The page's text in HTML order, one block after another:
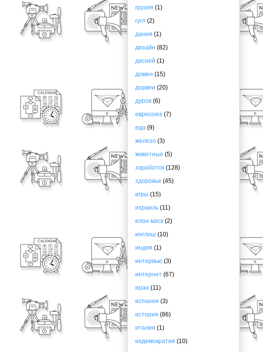
грузия (1)
гугл (2)
дания (1)
дизайн (82)
дисней (1)
домен (15)
дорвеи (20)
дуров (6)
евросоюз (7)
еда (9)
железо (3)
животные (5)
заработок (128)
здоровье (45)
игры (15)
израиль (11)
илон маск (2)
инглиш (10)
индия (1)
интервью (3)
интернет (67)
иран (11)
испания (3)
история (86)
италия (1)
ихдемократия (10)